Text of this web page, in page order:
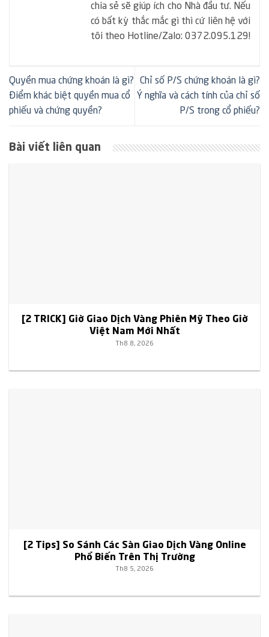
chia sẻ sẽ giúp ích cho Nhà đầu tư. Nếu
có bất kỳ thắc mắc gì thì cứ liên hệ với
tôi theo Hotline/Zalo: 0372.095.129!
Quyền mua chứng khoán là gì?
Điểm khác biệt quyền mua cổ
phiếu và chứng quyền?
Chỉ số P/S chứng khoán là gì?
Ý nghĩa và cách tính của chỉ số
P/S trong cổ phiếu?
Bài viết liên quan
[2 TRICK] Giờ Giao Dịch Vàng Phiên Mỹ Theo Giờ
Việt Nam Mới Nhất
Th8 8, 2026
[2 Tips] So Sánh Các Sàn Giao Dịch Vàng Online
Phổ Biến Trên Thị Trường
Th8 5, 2026